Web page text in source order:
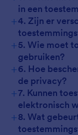
in een
+4. Zijn er
+5. Wie moet
gebruiken?
+6. Hoe
de privacy?
+7. Kunnen
elektronisch
+8. Wat